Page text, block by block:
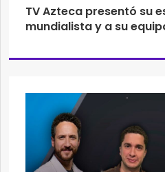
TV Azteca presentó su
mundialista y a su